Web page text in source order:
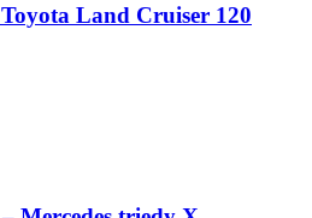
Land Cruiser 120